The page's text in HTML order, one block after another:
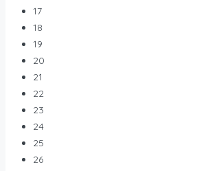
17
18
19
20
21
22
23
24
25
26